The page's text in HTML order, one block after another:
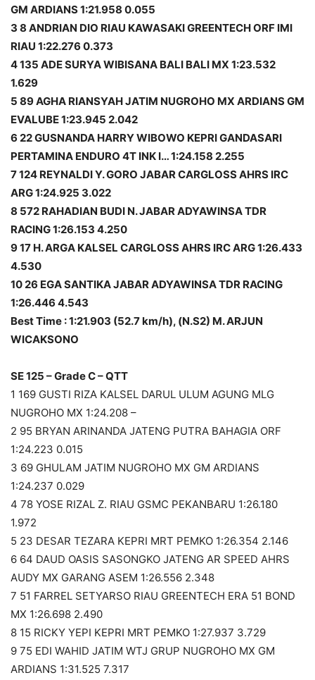
GM ARDIANS 1:21.958 0.055
3 8 ANDRIAN DIO RIAU KAWASAKI GREENTECH ORF IMI
RIAU 1:22.276 0.373
4 135 ADE SURYA WIBISANA BALI BALI MX 1:23.532
1.629
5 89 AGHA RIANSYAH JATIM NUGROHO MX ARDIANS GM
EVALUBE 1:23.945 2.042
6 22 GUSNANDA HARRY WIBOWO KEPRI GANDASARI
PERTAMINA ENDURO 4T INK I… 1:24.158 2.255
7 124 REYNALDI Y. GORO JABAR CARGLOSS AHRS IRC
ARG 1:24.925 3.022
8 572 RAHADIAN BUDI N. JABAR ADYAWINSA TDR
RACING 1:26.153 4.250
9 17 H. ARGA KALSEL CARGLOSS AHRS IRC ARG 1:26.433
4.530
10 26 EGA SANTIKA JABAR ADYAWINSA TDR RACING
1:26.446 4.543
Best Time : 1:21.903 (52.7 km/h), (N.S2) M. ARJUN
WICAKSONO
SE 125 – Grade C – QTT
1 169 GUSTI RIZA KALSEL DARUL ULUM AGUNG MLG
NUGROHO MX 1:24.208 –
2 95 BRYAN ARINANDA JATENG PUTRA BAHAGIA ORF
1:24.223 0.015
3 69 GHULAM JATIM NUGROHO MX GM ARDIANS
1:24.237 0.029
4 78 YOSE RIZAL Z. RIAU GSMC PEKANBARU 1:26.180
1.972
5 23 DESAR TEZARA KEPRI MRT PEMKO 1:26.354 2.146
6 64 DAUD OASIS SASONGKO JATENG AR SPEED AHRS
AUDY MX GARANG ASEM 1:26.556 2.348
7 51 FARREL SETYARSO RIAU GREENTECH ERA 51 BOND
MX 1:26.698 2.490
8 15 RICKY YEPI KEPRI MRT PEMKO 1:27.937 3.729
9 75 EDI WAHID JATIM WTJ GRUP NUGROHO MX GM
ARDIANS 1:31.525 7.317